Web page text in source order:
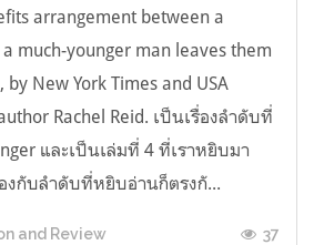
arrangement between a
much-younger man leaves them
New York Times and USA
Rachel Reid. เป็นเรื่องลำดับที่
และเป็นเล่มที่ 4 ที่เราหยิบมา
งกับลำดับที่หยิบอ่านก็ตรงกั...
and Review 37